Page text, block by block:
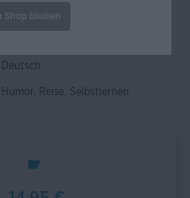
Dialekt
Deutsch
Humor , Reise , Selbstlernen
Shop bleiben